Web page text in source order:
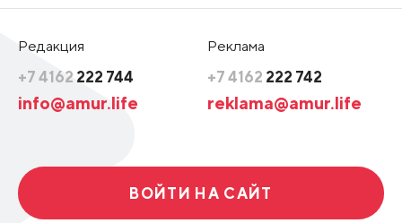
Редакция
+7 4162 222 744
info@amur.life
Реклама
+7 4162 222 742
reklama@amur.life
ВОЙТИ НА САЙТ